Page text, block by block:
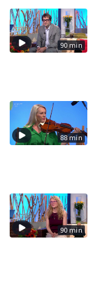
90 min
88 min
90 min